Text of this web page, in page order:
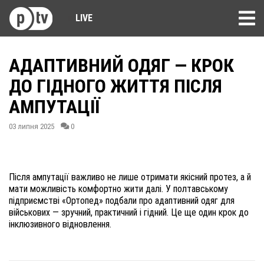
LIVE
АДАПТИВНИЙ ОДЯГ — КРОК
ДО ГІДНОГО ЖИТТЯ ПІСЛЯ
АМПУТАЦІЇ
03 липня 2025 0
Після ампутації важливо не лише отримати якісний протез, а й
мати можливість комфортно жити далі. У полтавському
підприємстві «Ортопед» подбали про адаптивний одяг для
військових — зручний, практичний і гідний. Це ще один крок до
інклюзивного відновлення.